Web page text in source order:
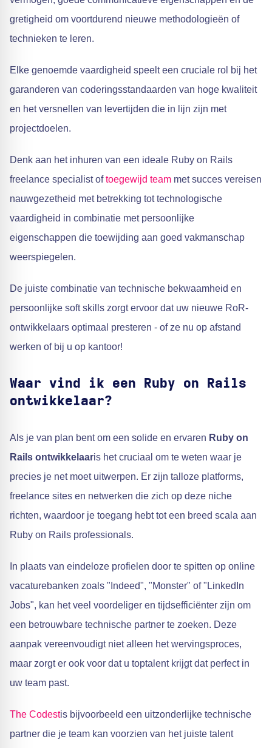
gretigheid om voortdurend nieuwe methodologieën of
technieken te leren.
Elke genoemde vaardigheid speelt een cruciale rol bij het
garanderen van coderingsstandaarden van hoge kwaliteit
en het versnellen van levertijden die in lijn zijn met
projectdoelen.
Denk aan het inhuren van een ideale Ruby on Rails
freelance specialist oftoegewijd team met succes vereisen
nauwgezetheid met betrekking tot technologische
vaardigheid in combinatie met persoonlijke
eigenschappen die toewijding aan goed vakmanschap
weerspiegelen.
De juiste combinatie van technische bekwaamheid en
persoonlijke soft skills zorgt ervoor dat uw nieuwe RoR-
ontwikkelaars optimaal presteren - of ze nu op afstand
werken of bij u op kantoor!
Waar vind ik een Ruby on Rails
ontwikkelaar?
Als je van plan bent om een solide en ervaren Ruby on
Rails ontwikkelaaris het cruciaal om te weten waar je
precies je net moet uitwerpen. Er zijn talloze platforms,
freelance sites en netwerken die zich op deze niche
richten, waardoor je toegang hebt tot een breed scala aan
Ruby on Rails professionals.
In plaats van eindeloze profielen door te spitten op online
vacaturebanken zoals "Indeed", "Monster" of "LinkedIn
Jobs", kan het veel voordeliger en tijdsefficiënter zijn om
een betrouwbare technische partner te zoeken. Deze
aanpak vereenvoudigt niet alleen het wervingsproces,
maar zorgt er ook voor dat u toptalent krijgt dat perfect in
uw team past.
The Codestis bijvoorbeeld een uitzonderlijke technische
partner die je team kan voorzien van het juiste talent